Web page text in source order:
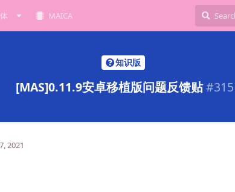
MAICA
知识版
[MAS]0.11.9安卓移植版问题反馈贴 #315
2021